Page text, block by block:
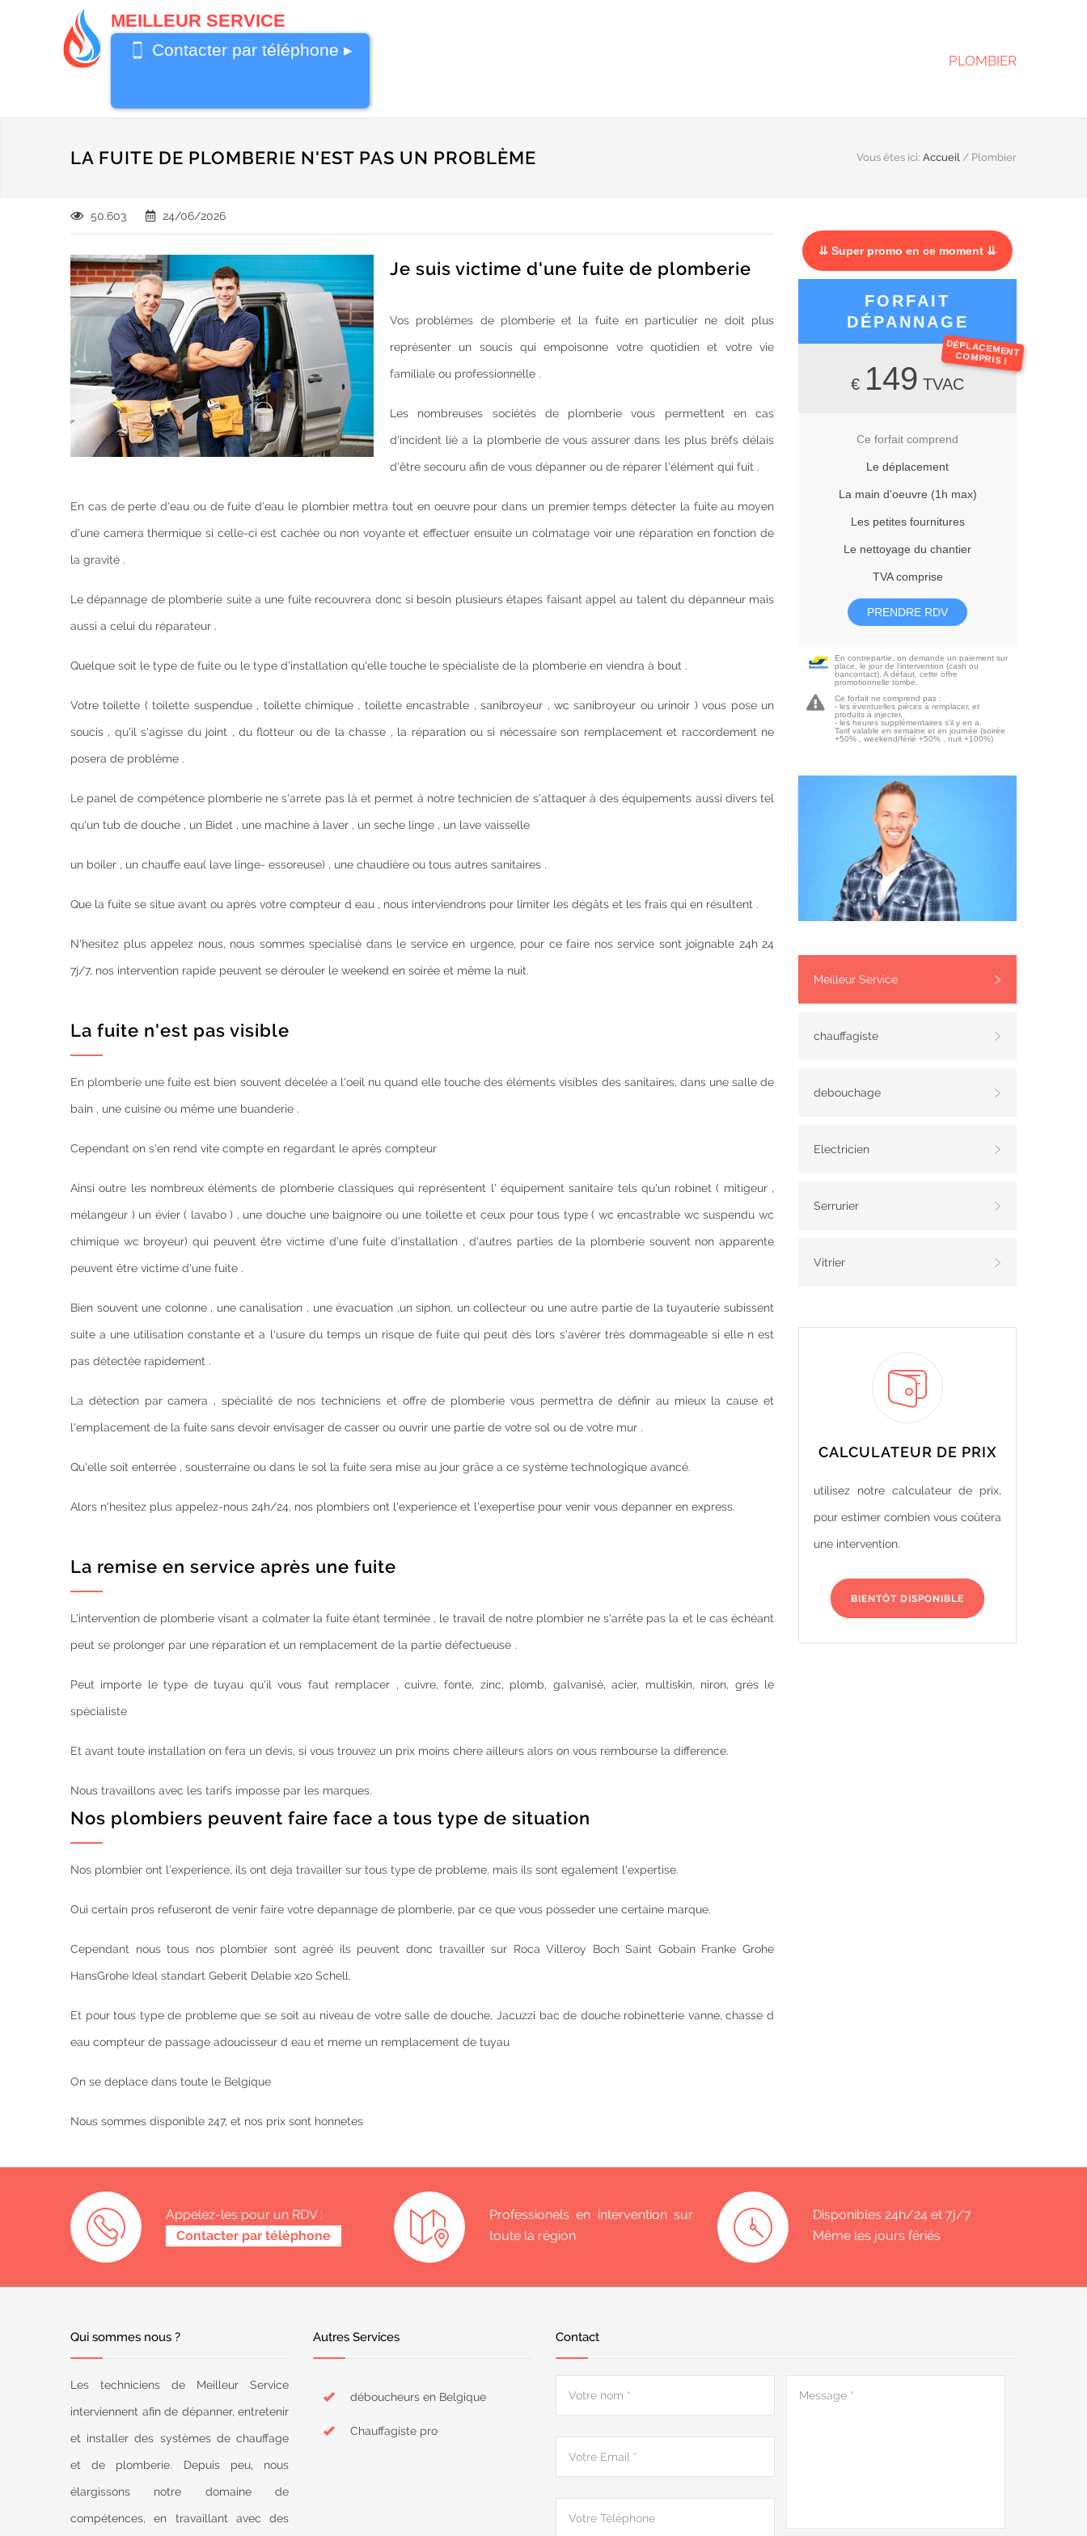
MEILLEUR SERVICE
0487 62 69
Contacter par téléphone ▸
PLOMBIER
LA FUITE DE PLOMBERIE N'EST PAS UN PROBLÈME Vous êtes ici: Accueil / Plombier
50.603 24/06/2026
Je suis victime d'une fuite de plomberie
Vos problèmes de plomberie et la fuite en particulier ne doit plus
représenter un soucis qui empoisonne votre quotidien et votre vie
familiale ou professionnelle .
Les nombreuses sociétés de plomberie vous permettent en cas
d'incident lié a la plomberie de vous assurer dans les plus brèfs délais
d'être secouru afin de vous dépanner ou de réparer l'élément qui fuit .
En cas de perte d'eau ou de fuite d'eau le plombier mettra tout en oeuvre pour dans un premier temps détecter la fuite au moyen
d'une camera thermique si celle-ci est cachée ou non voyante et effectuer ensuite un colmatage voir une réparation en fonction de
la gravité .
Le dépannage de plomberie suite a une fuite recouvrera donc si besoin plusieurs étapes faisant appel au talent du dépanneur mais
aussi a celui du réparateur .
Quelque soit le type de fuite ou le type d'installation qu'elle touche le spécialiste de la plomberie en viendra à bout .
Votre toilette ( toilette suspendue , toilette chimique , toilette encastrable , sanibroyeur , wc sanibroyeur ou urinoir ) vous pose un
soucis , qu'il s'agisse du joint , du flotteur ou de la chasse , la réparation ou si nécessaire son remplacement et raccordement ne
posera de problème .
Le panel de compétence plomberie ne s'arrete pas là et permet à notre technicien de s'attaquer à des équipements aussi divers tel
qu'un tub de douche , un Bidet , une machine à laver , un seche linge , un lave vaisselle
un boiler , un chauffe eau( lave linge- essoreuse) , une chaudière ou tous autres sanitaires .
Que la fuite se situe avant ou après votre compteur d eau , nous interviendrons pour limiter les dégâts et les frais qui en résultent .
N'hesitez plus appelez nous, nous sommes specialisé dans le service en urgence, pour ce faire nos service sont joignable 24h 24
7j/7, nos intervention rapide peuvent se dérouler le weekend en soirée et même la nuit.
La fuite n'est pas visible
En plomberie une fuite est bien souvent décelée a l'oeil nu quand elle touche des éléments visibles des sanitaires, dans une salle de
bain , une cuisine ou même une buanderie .
Cependant on s'en rend vite compte en regardant le après compteur
Ainsi outre les nombreux éléments de plomberie classiques qui représentent l' équipement sanitaire tels qu'un robinet ( mitigeur ,
mélangeur ) un évier ( lavabo ) , une douche une baignoire ou une toilette et ceux pour tous type ( wc encastrable wc suspendu wc
chimique wc broyeur) qui peuvent être victime d'une fuite d'installation , d'autres parties de la plomberie souvent non apparente
peuvent être victime d'une fuite .
Bien souvent une colonne , une canalisation , une évacuation ,un siphon, un collecteur ou une autre partie de la tuyauterie subissent
suite a une utilisation constante et a l'usure du temps un risque de fuite qui peut dès lors s'avèrer très dommageable si elle n est
pas détectée rapidement .
La détection par camera , spécialité de nos techniciens et offre de plomberie vous permettra de définir au mieux la cause et
l'emplacement de la fuite sans devoir envisager de casser ou ouvrir une partie de votre sol ou de votre mur .
Qu'elle soit enterrée , sousterraine ou dans le sol la fuite sera mise au jour grâce a ce système technologique avancé.
Alors n'hesitez plus appelez-nous 24h/24, nos plombiers ont l'experience et l'exepertise pour venir vous depanner en express.
La remise en service après une fuite
L'intervention de plomberie visant a colmater la fuite étant terminée , le travail de notre plombier ne s'arrête pas la et le cas échéant
peut se prolonger par une réparation et un remplacement de la partie défectueuse .
Peut importe le type de tuyau qu'il vous faut remplacer , cuivre, fonte, zinc, plomb, galvanisé, acier, multiskin, niron, grès le
spécialiste
Et avant toute installation on fera un devis, si vous trouvez un prix moins chere ailleurs alors on vous rembourse la difference.
Nous travaillons avec les tarifs imposse par les marques.
Nos plombiers peuvent faire face a tous type de situation
Nos plombier ont l'experience, ils ont deja travailler sur tous type de probleme, mais ils sont egalement l'expertise.
Oui certain pros refuseront de venir faire votre depannage de plomberie, par ce que vous posseder une certaine marque.
Cependant nous tous nos plombier sont agréé ils peuvent donc travailler sur Roca Villeroy Boch Saint Gobain Franke Grohe
HansGrohe Ideal standart Geberit Delabie x2o Schell.
Et pour tous type de probleme que se soit au niveau de votre salle de douche, Jacuzzi bac de douche robinetterie vanne, chasse d
eau compteur de passage adoucisseur d eau et meme un remplacement de tuyau
On se deplace dans toute le Belgique
Nous sommes disponible 247, et nos prix sont honnetes
⇊ Super promo en ce moment ⇊
FORFAIT
DÉPANNAGE
DÉPLACEMENT
COMPRIS !
€ 149 TVAC
Ce forfait comprend
Le déplacement
La main d'oeuvre (1h max)
Les petites fournitures
Le nettoyage du chantier
TVA comprise
PRENDRE RDV
En contrepartie, on demande un paiement sur
place, le jour de l'intervention (cash ou
bancontact). A défaut, cette offre
promotionnelle tombe.
Ce forfait ne comprend pas :
- les éventuelles pièces à remplacer, et
produits à injecter,
- les heures supplémentaires s'il y en a.
Tarif valable en semaine et en journée (soirée
+50% , weekend/férié +50% , nuit +100%)
Meilleur Service
chauffagiste
debouchage
Electricien
Serrurier
Vitrier
CALCULATEUR DE PRIX
utilisez notre calculateur de prix,
pour estimer combien vous coûtera
une intervention.
BIENTÔT DISPONIBLE
Appelez-les pour un RDV :
0487 62 69 26
Contacter par téléphone
Professionels en intervention sur
toute la région
Disponibles 24h/24 et 7j/7
Même les jours fériés
Qui sommes nous ?
Les techniciens de Meilleur Service
interviennent afin de dépanner, entretenir
et installer des systèmes de chauffage
et de plomberie. Depuis peu, nous
élargissons notre domaine de
compétences, en travaillant avec des
Autres Services
déboucheurs en Belgique
Chauffagiste pro
Contact